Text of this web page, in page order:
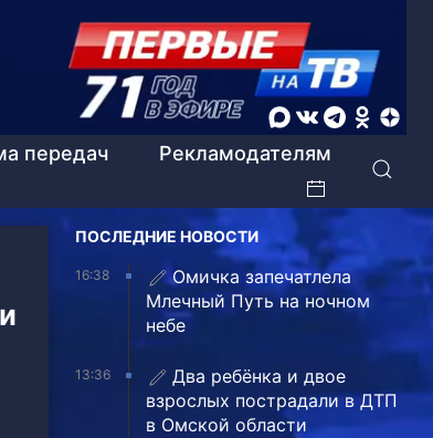
передач
Рекламодателям
ПОСЛЕДНИЕ НОВОСТИ
16:38
Омичка запечатлела
Млечный Путь на ночном
небе
13:36
Два ребёнка и двое
взрослых пострадали в ДТП
в Омской области